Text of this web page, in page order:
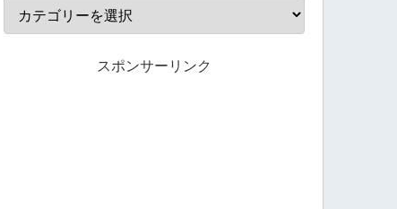
スポンサーリンク